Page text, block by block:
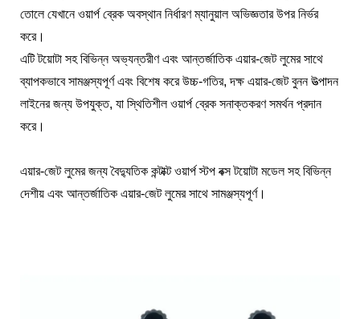
তোলে যেখানে ওয়ার্প ব্রেক অবস্থান নির্ধারণ ম্যানুয়াল অভিজ্ঞতার উপর নির্ভর
করে।
এটি টয়োটা সহ বিভিন্ন অভ্যন্তরীণ এবং আন্তর্জাতিক এয়ার-জেট লুমের সাথে
ব্যাপকভাবে সামঞ্জস্যপূর্ণ এবং বিশেষ করে উচ্চ-গতির, দক্ষ এয়ার-জেট বুনন উত্পাদন
লাইনের জন্য উপযুক্ত, যা স্থিতিশীল ওয়ার্প ব্রেক সনাক্তকরণ সমর্থন প্রদান
করে।
এয়ার-জেট লুমের জন্য বৈদ্যুতিক কন্টাক্ট ওয়ার্প স্টপ বক্স টয়োটা মডেল সহ বিভিন্ন
দেশীয় এবং আন্তর্জাতিক এয়ার-জেট লুমের সাথে সামঞ্জস্যপূর্ণ।